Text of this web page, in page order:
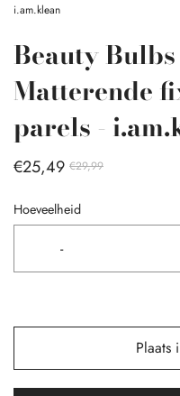
i.am.klean
Beauty
Matterende
parels -
€25,49 €29,99
Hoeveelheid
-
Plaats